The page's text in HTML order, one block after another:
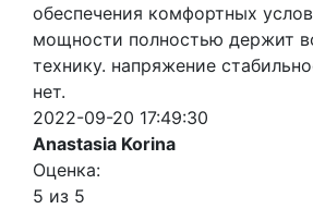
обеспечения комфортных
мощности полностью держит
технику. напряжение
нет.
2022-09-20 17:49:30
Anastasia Korina
Оценка:
5 из 5